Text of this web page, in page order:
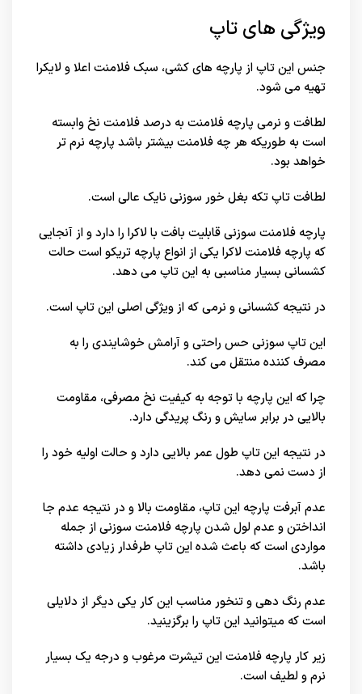
ویژگی های تاپ
جنس این تاپ از پارچه های کشی، سبک فلامنت اعلا و لایکرا
تهیه می شود.
لطافت و نرمی پارچه فلامنت به درصد فلامنت نخ وابسته
است به طوریکه هر چه فلامنت بیشتر باشد پارچه نرم تر
خواهد بود.
لطافت تاپ تکه بغل خور سوزنی نایک عالی است.
پارچه فلامنت سوزنی قابلیت بافت با لاکرا را دارد و از آنجایی
که پارچه فلامنت لاکرا یکی از انواع پارچه تریکو است حالت
کشسانی بسیار مناسبی به این تاپ می دهد.
در نتیجه کشسانی و نرمی که از ویژگی اصلی این تاپ است.
این تاپ سوزنی حس راحتی و آرامش خوشایندی را به
مصرف کننده منتقل می کند.
چرا که این پارچه با توجه به کیفیت نخ مصرفی، مقاومت
بالایی در برابر سایش و رنگ پریدگی دارد.
در نتیجه این تاپ طول عمر بالایی دارد و حالت اولیه خود را
از دست نمی دهد.
عدم آبرفت پارچه این تاپ، مقاومت بالا و در نتیجه عدم جا
انداختن و عدم لول شدن پارچه فلامنت سوزنی از جمله
مواردی است که باعث شده این تاپ طرفدار زیادی داشته
باشد.
عدم رنگ دهی و تنخور مناسب این کار یکی دیگر از دلایلی
است که میتوانید این تاپ را برگزینید.
زیر کار پارچه فلامنت این تیشرت مرغوب و درجه یک بسیار
نرم و لطیف است.